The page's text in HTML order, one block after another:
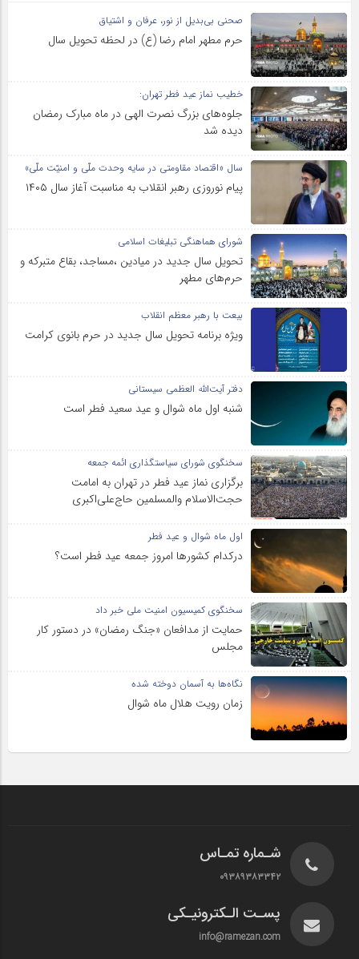
صحنی بی‌بدیل از نور، عرفان و اشتیاق
حرم مطهر امام رضا (ع) در لحظه تحویل سال
خطیب نماز عید فطر تهران:
جلوه‌های بزرگ نصرت الهی در ماه مبارک رمضان
دیده شد
سال «اقتصاد مقاومتی در سایه وحدت ملّی و امنیّت ملّی»
پیام نوروزی رهبر انقلاب به مناسبت آغاز سال ۱۴۰۵
شورای هماهنگی تبلیغات اسلامی
تحویل سال‌ جدید در میادین ،مساجد، بقاع متبرکه‌ و
حرم‌های‌ مطهر
بیعت با رهبر معظم انقلاب
ویژه برنامه تحویل سال جدید در حرم بانوی کرامت
دفتر آیت‌الله العظمی سیستانی
شنبه اول ماه شوال و عید سعید فطر است
سخنگوی شورای سیاستگذاری ائمه جمعه
برگزاری نماز عید فطر در تهران به امامت
حجت‌الاسلام والمسلمین حاج‌علی‌اکبری
اول ماه شوال و عید فطر
درکدام کشورها امروز جمعه عید فطر است؟
سخنگوی کمیسیون امنیت ملی خبر داد
حمایت از مدافعان «جنگ رمضان» در دستور کار
مجلس
نگاه‌ها به آسمان دوخته شده
زمان رویت هلال ماه شوال
شـماره تمـاس
۰۹۳۸۹۳۸۳۳۴۲
پسـت الـکترونیـکی
info@ramezan.com